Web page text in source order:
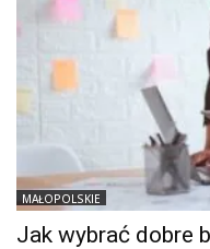
MAŁOPOLSKIE
Jak wybrać dobre